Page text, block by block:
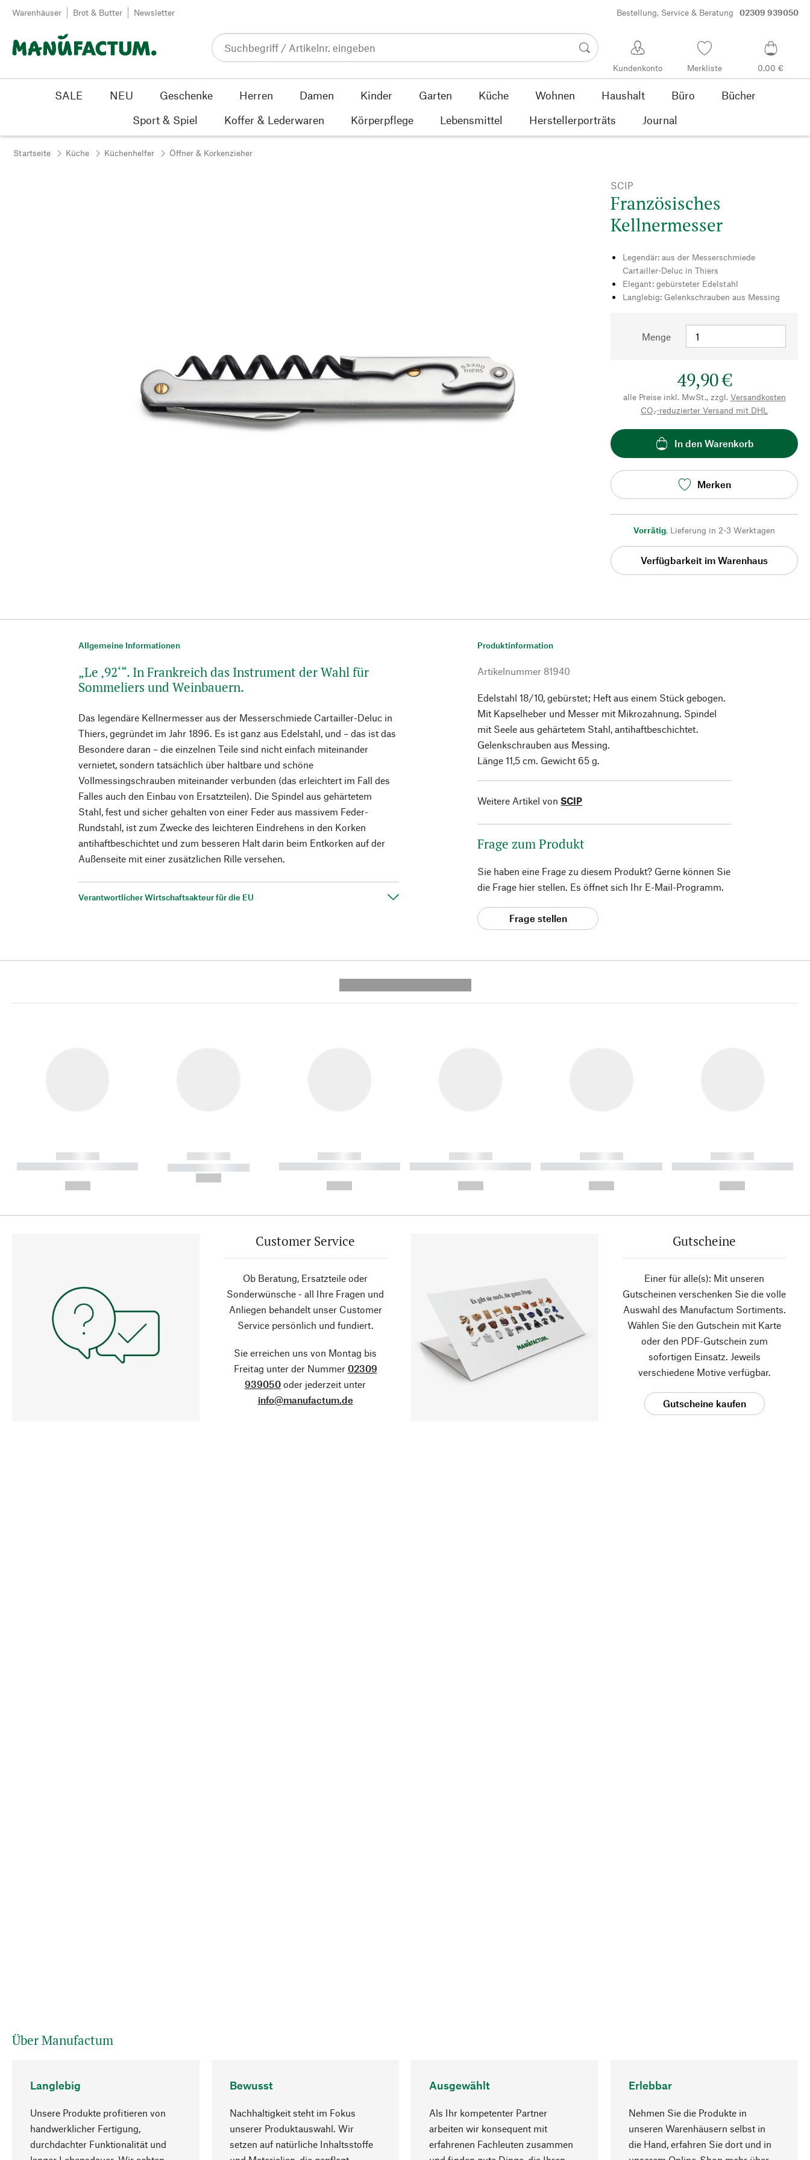
Zum Inhalt springen
Warenhäuser Brot & Butter Newsletter Bestellung, Service & Beratung 02309 939050
Kundenkonto Merkliste 0,00 €
SALE NEU Geschenke Herren Damen Kinder Garten Küche Wohnen Haushalt Büro
Bücher
Sport & Spiel
Koffer & Lederwaren Körperpflege Lebensmittel Herstellerporträts Journal
Startseite Küche Küchenhelfer Öffner & Korkenzieher
SCIP
Französisches
Kellnermesser
Legendär: aus der Messerschmiede
Cartailler-Deluc in Thiers
Elegant: gebürsteter Edelstahl
Langlebig: Gelenkschrauben aus Messing
Menge
49,90 €
alle Preise inkl. MwSt., zzgl. Versandkosten
CO₂-reduzierter Versand mit DHL
In den Warenkorb
Merken
Vorrätig, Lieferung in 2-3 Werktagen
Verfügbarkeit im Warenhaus
Allgemeine Informationen
„Le ‚92‘“. In Frankreich das Instrument der Wahl für
Sommeliers und Weinbauern.
Das legendäre Kellnermesser aus der Messerschmiede Cartailler-Deluc in
Thiers, gegründet im Jahr 1896. Es ist ganz aus Edelstahl, und – das ist das
Besondere daran – die einzelnen Teile sind nicht einfach miteinander
vernietet, sondern tatsächlich über haltbare und schöne
Vollmessingschrauben miteinander verbunden (das erleichtert im Fall des
Falles auch den Einbau von Ersatzteilen). Die Spindel aus gehärtetem
Stahl, fest und sicher gehalten von einer Feder aus massivem Feder-
Rundstahl, ist zum Zwecke des leichteren Eindrehens in den Korken
antihaftbeschichtet und zum besseren Halt darin beim Entkorken auf der
Außenseite mit einer zusätzlichen Rille versehen.
Verantwortlicher Wirtschaftsakteur für die EU
Produktinformation
Artikelnummer 81940
Edelstahl 18/10, gebürstet; Heft aus einem Stück gebogen.
Mit Kapselheber und Messer mit Mikrozahnung. Spindel
mit Seele aus gehärtetem Stahl, antihaftbeschichtet.
Gelenkschrauben aus Messing.
Länge 11,5 cm. Gewicht 65 g.
Weitere Artikel von SCIP
Frage zum Produkt
Sie haben eine Frage zu diesem Produkt? Gerne können Sie
die Frage hier stellen. Es öffnet sich Ihr E-Mail-Programm.
Frage stellen
------------
----------- ----------- ----------
------------
----------- -----------
------------
----------- ----------- ----------
------------
----------- ----------- ----------
------------
----------- ----------- ----------
------------
----------- ----------- ----------
Customer Service
Ob Beratung, Ersatzteile oder
Sonderwünsche - all Ihre Fragen und
Anliegen behandelt unser Customer
Service persönlich und fundiert.
Sie erreichen uns von Montag bis
Freitag unter der Nummer 02309
939050 oder jederzeit unter
info@manufactum.de
Gutscheine
Einer für alle(s): Mit unseren
Gutscheinen verschenken Sie die volle
Auswahl des Manufactum Sortiments.
Wählen Sie den Gutschein mit Karte
oder den PDF-Gutschein zum
sofortigen Einsatz. Jeweils
verschiedene Motive verfügbar.
Gutscheine kaufen
Über Manufactum
Langlebig
Unsere Produkte profitieren von
handwerklicher Fertigung,
durchdachter Funktionalität und
Bewusst
Nachhaltigkeit steht im Fokus
unserer Produktauswahl. Wir
setzen auf natürliche Inhaltsstoffe
Ausgewählt
Als Ihr kompetenter Partner
arbeiten wir konsequent mit
erfahrenen Fachleuten zusammen
Erlebbar
Nehmen Sie die Produkte in
unseren Warenhäusern selbst in
die Hand, erfahren Sie dort und in